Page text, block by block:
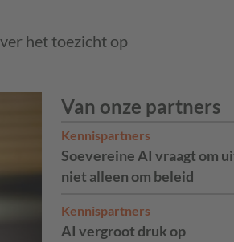
het toezicht op
Van onze partners
Kennispartners
Soevereine AI vraagt om
niet alleen om beleid
Kennispartners
AI vergroot druk op